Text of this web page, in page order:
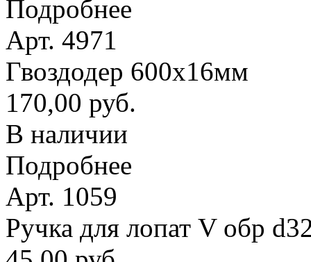
Подробнее
Арт. 4971
Гвоздодер 600х16мм
170,00 руб.
В наличии
Подробнее
Арт. 1059
Ручка для лопат V обр